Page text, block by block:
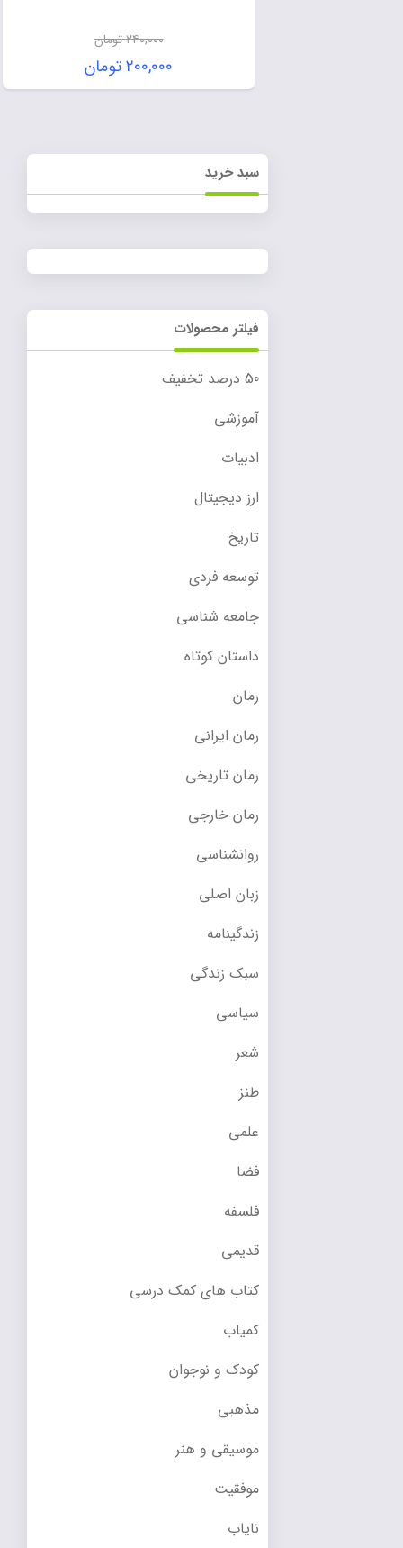
۲۴۰,۰۰۰تومان
۲۰۰,۰۰۰تومان
سبد خرید
فیلتر محصولات
50 درصد تخفیف
آموزشی
ادبیات
ارز دیجیتال
تاریخ
توسعه فردی
جامعه شناسی
داستان کوتاه
رمان
رمان ایرانی
رمان تاریخی
رمان خارجی
روانشناسی
زبان اصلی
زندگینامه
سبک زندگی
سیاسی
شعر
طنز
علمی
فضا
فلسفه
قدیمی
کتاب های کمک درسی
کمیاب
کودک و نوجوان
مذهبی
موسیقی و هنر
موفقیت
نایاب